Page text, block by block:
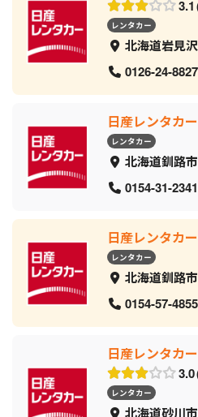
3.1
レンタカー
北海道岩見
0126-24-8827
日産レンタカ
レンタカー
北海道釧路
0154-31-2341
日産レンタカ
レンタカー
北海道釧路
0154-57-4855
日産レンタカ
3.0
レンタカー
北海道砂川